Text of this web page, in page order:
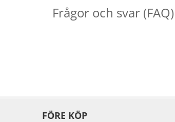
Frågor och svar (FAQ)
FÖRE KÖP